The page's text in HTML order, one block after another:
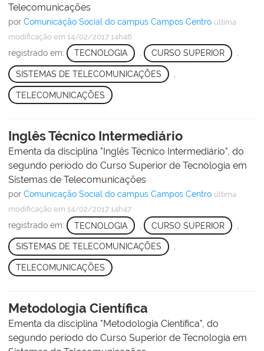
Telecomunicações
por Comunicação Social do campus Campos Centro última
modificação em 14/02/2017 14h46
registrado em: TECNOLOGIA , CURSO SUPERIOR ,
SISTEMAS DE TELECOMUNICAÇÕES
TELECOMUNICAÇÕES
Inglês Técnico Intermediário
Ementa da disciplina "Inglês Técnico Intermediário", do
segundo período do Curso Superior de Tecnologia em
Sistemas de Telecomunicações
por Comunicação Social do campus Campos Centro última
modificação em 14/02/2017 14h47
registrado em: TECNOLOGIA CURSO SUPERIOR
SISTEMAS DE TELECOMUNICAÇÕES ,
TELECOMUNICAÇÕES
Metodologia Científica
Ementa da disciplina "Metodologia Científica", do
segundo período do Curso Superior de Tecnologia em